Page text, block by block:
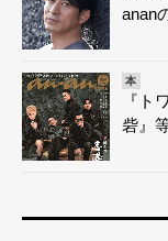
anan
本
『ト
砦』